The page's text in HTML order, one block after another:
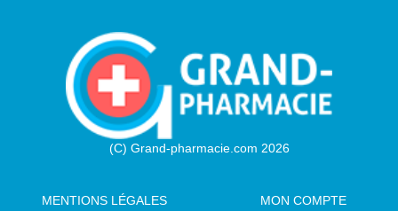
(C) Grand-pharmacie.com 2026
MENTIONS LÉGALES MON COMPTE